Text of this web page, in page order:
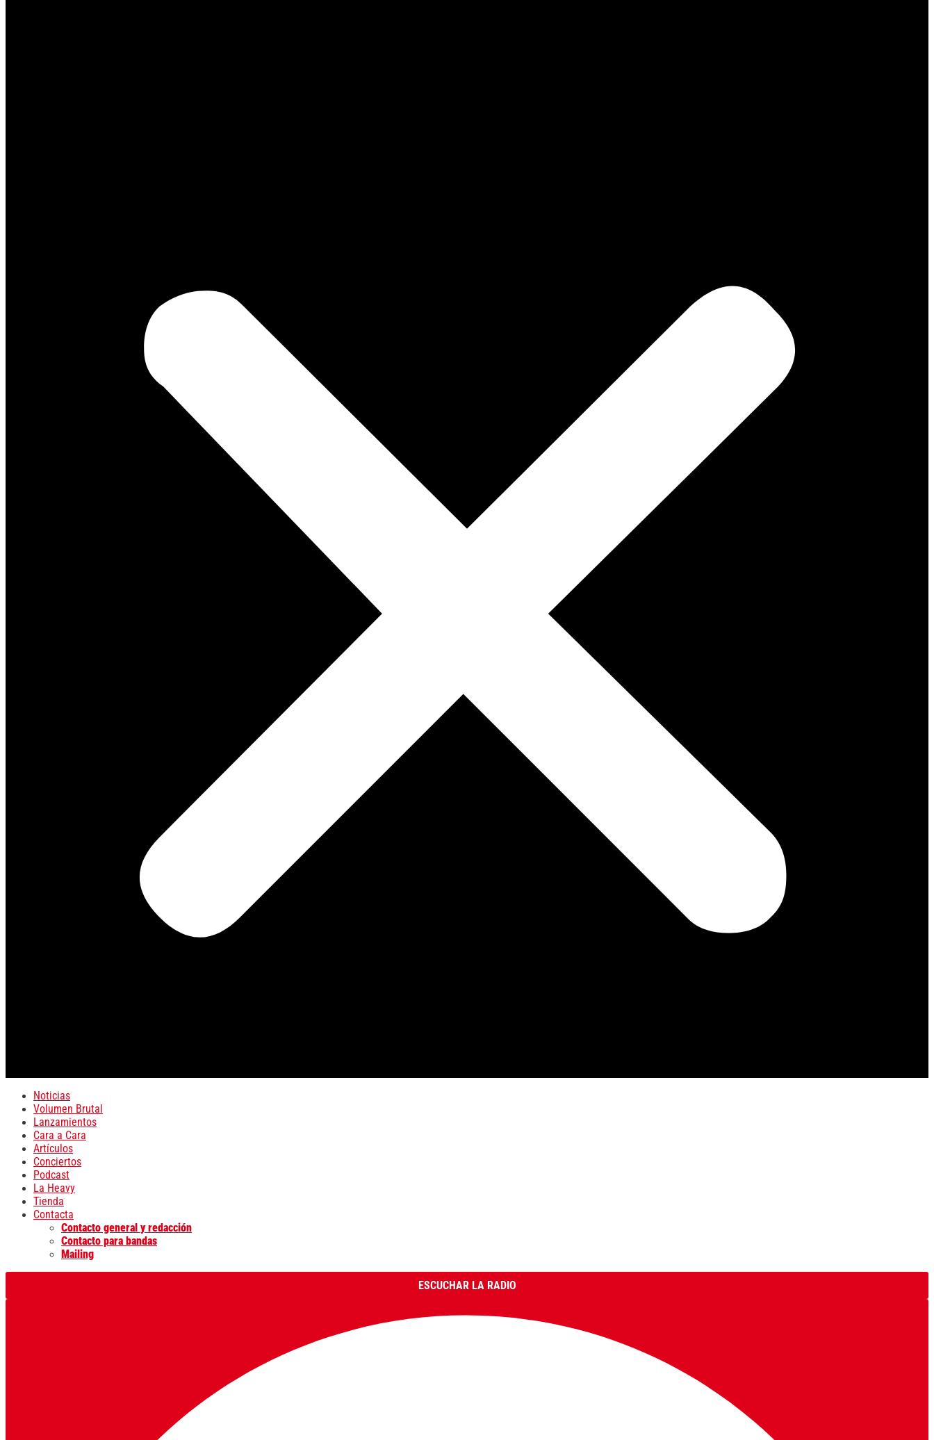
Noticias
Volumen Brutal
Lanzamientos
Cara a Cara
Artículos
Conciertos
Podcast
La Heavy
Tienda
Contacta
Contacto general y redacción
Contacto para bandas
Mailing
ESCUCHAR LA RADIO